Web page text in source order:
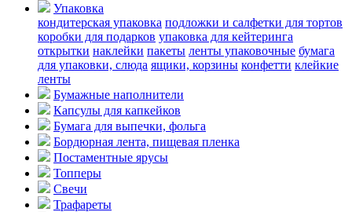
Упаковка
кондитерская упаковка подложки и салфетки для тортов
коробки для подарков упаковка для кейтеринга
открытки наклейки пакеты ленты упаковочные бумага
для упаковки, слюда ящики, корзины конфетти клейкие
ленты
Бумажные наполнители
Капсулы для капкейков
Бумага для выпечки, фольга
Бордюрная лента, пищевая пленка
Постаментные ярусы
Топперы
Свечи
Трафареты